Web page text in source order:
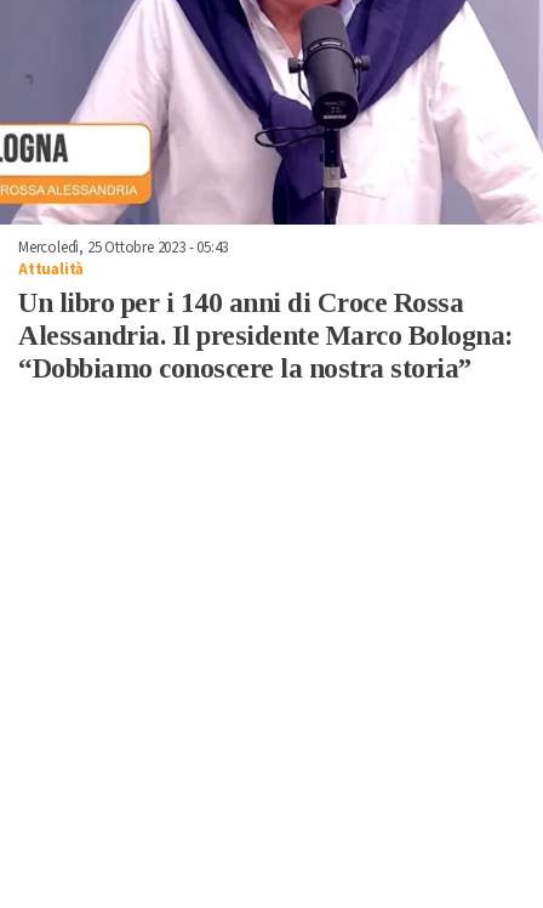
Mercoledì, 25 Ottobre 2023 - 05:43
Attualità
Un libro per i 140 anni di Croce Rossa
Alessandria. Il presidente Marco Bologna:
“Dobbiamo conoscere la nostra storia”